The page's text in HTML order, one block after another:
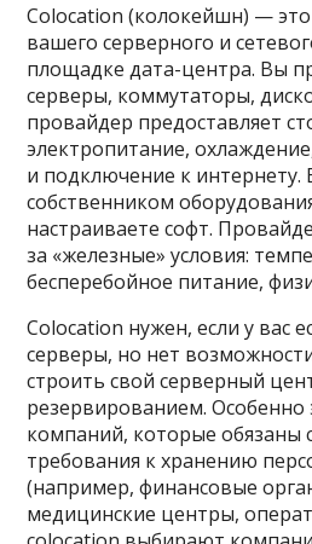
Colocation (колокейшн) —
вашего серверного и
площадке дата-центра. Вы
серверы, коммутаторы,
провайдер предоставляет
электропитание,
и подключение к интернету.
собственником
настраиваете софт.
за «железные» условия:
бесперебойное питание,
Colocation нужен, если у вас
серверы, но нет
строить свой серверный
резервированием. Особенно
компаний, которые обязаны
требования к хранению
(например, финансовые
медицинские центры,